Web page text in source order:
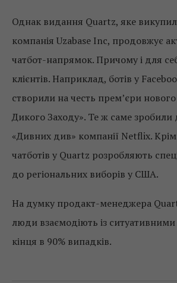
Однак видання Quartz, яке
компанія Uzabase Inc, продовжує
чатбот-напрямок. Причому і для
клієнтів. Наприклад, ботів у
створили на честь прем’єри нового
Дикого Заходу». Те ж саме зробили
«Дивних див» компанії Netflix.
чатботів у Quartz розробляють
до регіональних виборів у США.
На думку продакт-менеджера
люди взаємодіють із
кінця в 90% випадків.